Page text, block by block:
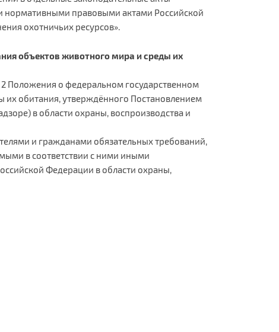
правовыми актами Российской
охотничьих ресурсов».
объектов животного мира и среды их
Положения о федеральном государственном
их обитания, утверждённого Постановлением
в области охраны, воспроизводства и
и гражданами обязательных требований,
в соответствии с ними иными
Федерации в области охраны,